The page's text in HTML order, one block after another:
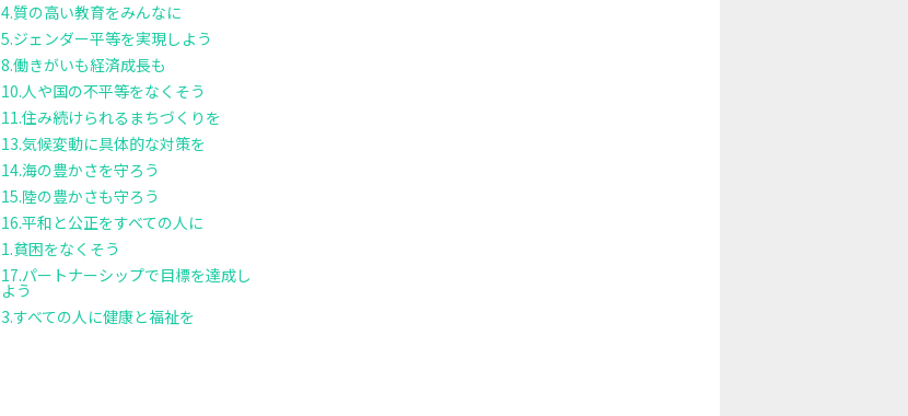
4.質の高い教育をみんなに
5.ジェンダー平等を実現しよう
8.働きがいも経済成長も
10.人や国の不平等をなくそう
11.住み続けられるまちづくりを
13.気候変動に具体的な対策を
14.海の豊かさを守ろう
15.陸の豊かさも守ろう
16.平和と公正をすべての人に
1.貧困をなくそう
17.パートナーシップで目標を達成し
よう
3.すべての人に健康と福祉を